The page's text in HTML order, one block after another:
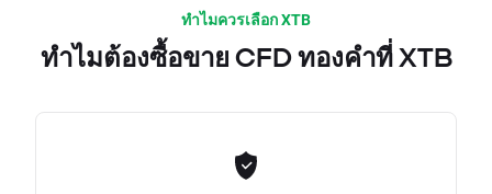
ทำไมควรเลือก XTB
ทำไมต้องซื้อขาย CFD ทองคำที่ XTB